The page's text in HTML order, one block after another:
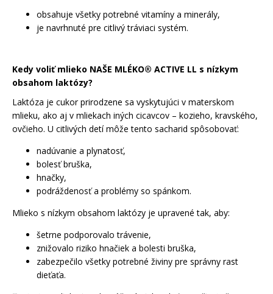
obsahuje všetky potrebné vitamíny a minerály,
je navrhnuté pre citlivý tráviaci systém.
Kedy voliť mlieko NAŠE MLÉKO® ACTIVE LL s nízkym
obsahom laktózy?
Laktóza je cukor prirodzene sa vyskytujúci v materskom
mlieku, ako aj v mliekach iných cicavcov – kozieho, kravského,
ovčieho. U citlivých detí môže tento sacharid spôsobovať:
nadúvanie a plynatosť,
bolesť bruška,
hnačky,
podráždenosť a problémy so spánkom.
Mlieko s nízkym obsahom laktózy je upravené tak, aby:
šetrne podporovalo trávenie,
znižovalo riziko hnačiek a bolesti bruška,
zabezpečilo všetky potrebné živiny pre správny rast
dieťaťa.
d
p
o
r
ú
BIO
NÁPOJ
FENIKEL
180
BABIO